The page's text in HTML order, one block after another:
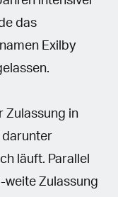
das
Exilby
Zulassung in
darunter
läuft. Parallel
weite Zulassung